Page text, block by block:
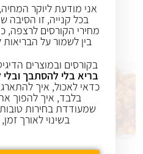
אני רוצה
אני מודעת ליוקר
בכל קנייה, זו הסיבה
מחירי הקורסים לרצפה,
בין לשמור על
בקורסים ובמוצרים
בריא בלי להסתבך ובלי
כדאי לאכול, איך
בלבד, איך להפוך
שמעודדת בחירות
בשינוי לאורך